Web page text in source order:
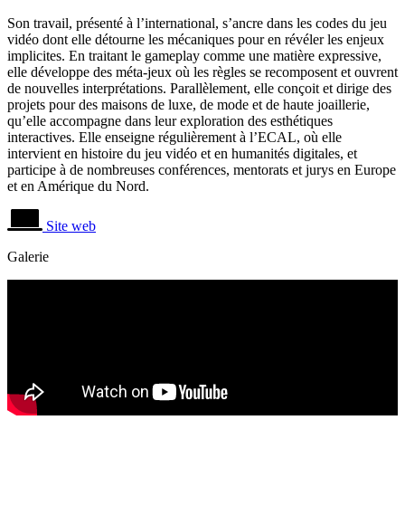
Son travail, présenté à l’international, s’ancre dans les codes du jeu
vidéo dont elle détourne les mécaniques pour en révéler les enjeux
implicites. En traitant le gameplay comme une matière expressive,
elle développe des méta-jeux où les règles se recomposent et ouvrent
de nouvelles interprétations. Parallèlement, elle conçoit et dirige des
projets pour des maisons de luxe, de mode et de haute joaillerie,
qu’elle accompagne dans leur exploration des esthétiques
interactives. Elle enseigne régulièrement à l’ECAL, où elle
intervient en histoire du jeu vidéo et en humanités digitales, et
participe à de nombreuses conférences, mentorats et jurys en Europe
et en Amérique du Nord.
Site web
Galerie